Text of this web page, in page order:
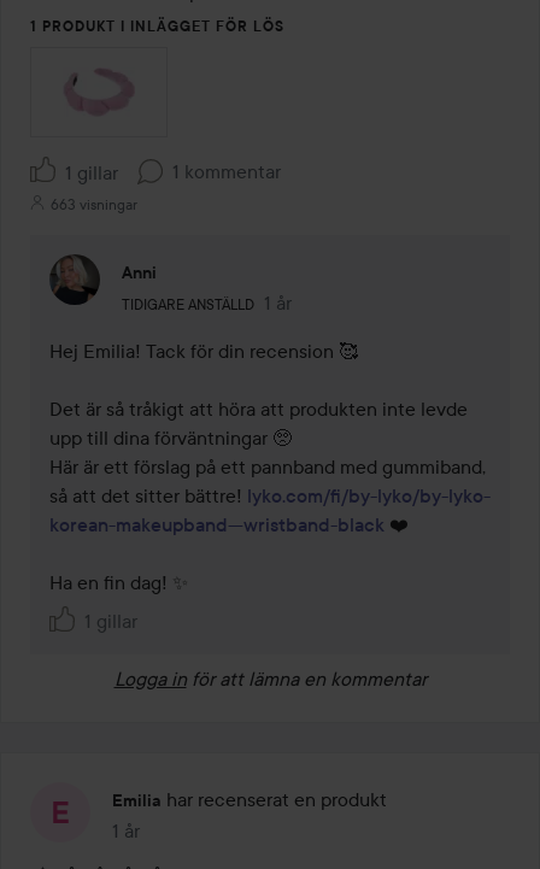
5
1 PRODUKT I INLÄGGET FÖR LÖS
1 gillar 1 kommentar
663 visningar
Anni
TIDIGARE ANSTÄLLD
Användarens roll: Tidigare anställd.
1 år
Kommentaren lades 1 år
Hej Emilia! Tack för din recension 🥰
Det är så tråkigt att höra att produkten inte levde
upp till dina förväntningar 🥺
Här är ett förslag på ett pannband med gummiband,
så att det sitter bättre! lyko.com/fi/by-lyko/by-lyko-
korean-makeupband---wristband-black ❤️
Ha en fin dag! ✨
1 gillar
Logga in för att lämna en kommentar
Emilia har recenserat en produkt
1 år
Inlägget skapades 1 år